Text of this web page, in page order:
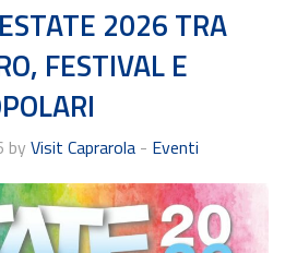
2026 TRA
FESTIVAL E
by Visit Caprarola - Eventi